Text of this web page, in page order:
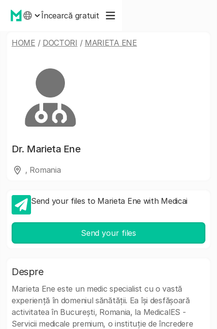
Încearcă gratuit
HOME / DOCTORI / MARIETA ENE
Dr. Marieta Ene
, Romania
Send your files to Marieta Ene with Medicai
Send your files
Despre
Marieta Ene este un medic specialist cu o vastă
experiență în domeniul sănătății. Ea își desfășoară
activitatea în București, Romania, la MedicalES -
Servicii medicale premium, o instituție de încredere